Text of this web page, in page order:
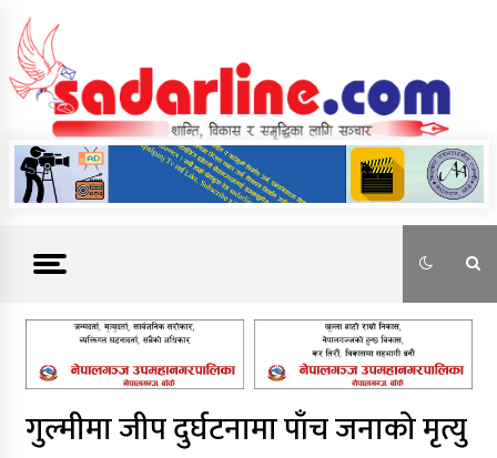
content
News For Nepal
गुल्मीमा जीप दुर्घटनामा पाँच जनाको मृत्यु